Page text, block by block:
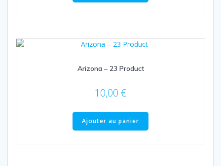
Arizona – 23 Product
10,00 €
Ajouter au panier